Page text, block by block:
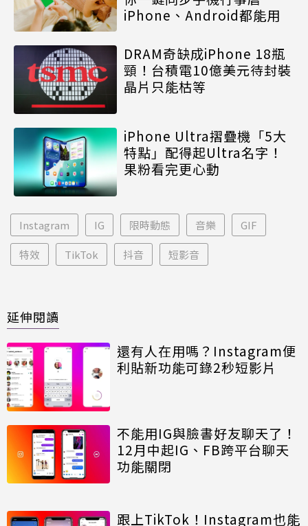
iPhone、Android都能用
DRAM奇缺成iPhone 18瓶
頸！台積電10億美元待封裝
晶片只能枯等
iPhone Ultra摺疊機「5大
特點」配得起Ultra名字！
果粉看完更心動
Instagram IG 限時動態 音樂 GIF
特效 TikTok 抖音 短影音
延伸閱讀
還有人在用嗎？Instagram便
利貼新功能可錄2秒短影片
不能用IG與臉書好友聊天了！
12月中起IG、FB跨平台聊天
功能關閉
跟上TikTok！Instagram也能